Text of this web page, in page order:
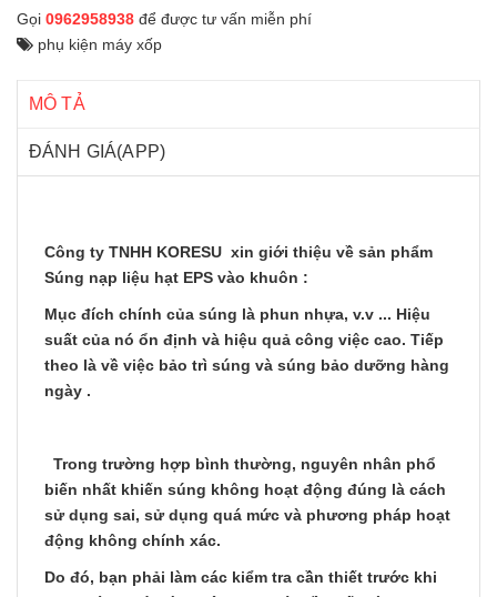
Gọi 0962958938 để được tư vấn miễn phí
phụ kiện máy xốp
MÔ TẢ
ĐÁNH GIÁ(APP)
Công ty TNHH KORESU xin giới thiệu về sản phẩm
Súng nạp liệu hạt EPS vào khuôn :
Mục đích chính của súng là phun nhựa, v.v ... Hiệu
suất của nó ổn định và hiệu quả công việc cao. Tiếp
theo là về việc bảo trì súng và súng bảo dưỡng hàng
ngày .
Trong trường hợp bình thường, nguyên nhân phổ
biến nhất khiến súng không hoạt động đúng là cách
sử dụng sai, sử dụng quá mức và phương pháp hoạt
động không chính xác.
Do đó, bạn phải làm các kiểm tra cần thiết trước khi